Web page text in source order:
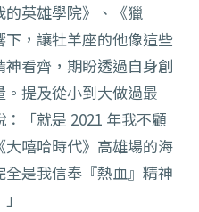
英雄學院》、《獵
，讓牡羊座的他像這些
看齊，期盼透過自身創
提及從小到大做過最
：「就是 2021 年我不顧
嘻哈時代》高雄場的海
是我信奉『熱血』精神